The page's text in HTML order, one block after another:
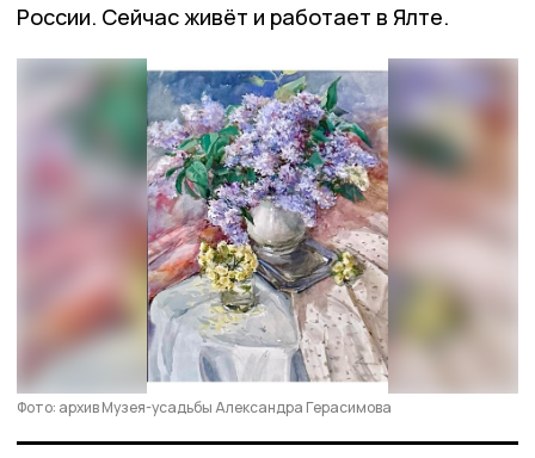
России. Сейчас живёт и работает в Ялте.
Фото: архив Музея-усадьбы Александра Герасимова